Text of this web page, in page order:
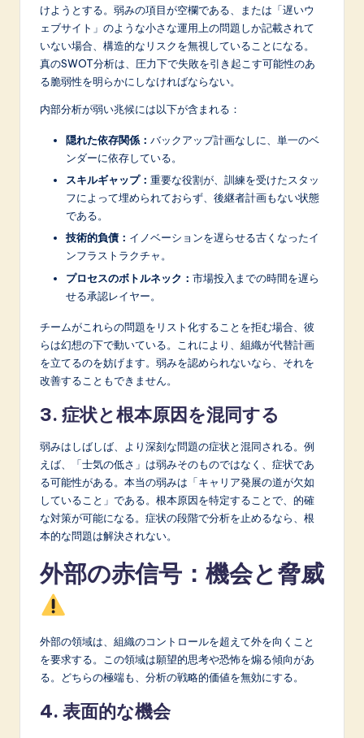
けようとする。弱みの項目が空欄である、または「遅いウ
ェブサイト」のような小さな運用上の問題しか記載されて
いない場合、構造的なリスクを無視していることになる。
真のSWOT分析は、圧力下で失敗を引き起こす可能性のあ
る脆弱性を明らかにしなければならない。
内部分析が弱い兆候には以下が含まれる：
隠れた依存関係： バックアップ計画なしに、単一のベ
ンダーに依存している。
スキルギャップ： 重要な役割が、訓練を受けたスタッ
フによって埋められておらず、後継者計画もない状態
である。
技術的負債： イノベーションを遅らせる古くなったイ
ンフラストラクチャ。
プロセスのボトルネック： 市場投入までの時間を遅ら
せる承認レイヤー。
チームがこれらの問題をリスト化することを拒む場合、彼
らは幻想の下で動いている。これにより、組織が代替計画
を立てるのを妨げます。弱みを認められないなら、それを
改善することもできません。
3. 症状と根本原因を混同する
弱みはしばしば、より深刻な問題の症状と混同される。例
えば、「士気の低さ」は弱みそのものではなく、症状であ
る可能性がある。本当の弱みは「キャリア発展の道が欠如
していること」である。根本原因を特定することで、的確
な対策が可能になる。症状の段階で分析を止めるなら、根
本的な問題は解決されない。
外部の赤信号：機会と脅威
外部の領域は、組織のコントロールを超えて外を向くこと
を要求する。この領域は願望的思考や恐怖を煽る傾向があ
る。どちらの極端も、分析の戦略的価値を無効にする。
4. 表面的な機会